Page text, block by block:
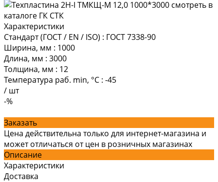
Характеристики
Стандарт (ГОСТ / EN / ISO) : ГОСТ 7338-90
Ширина, мм : 1000
Длина, мм : 3000
Толщина, мм : 12
Температура раб. min, °C : -45
/ шт
-%
Заказать
Цена действительна только для интернет-магазина и
может отличаться от цен в розничных магазинах
Описание
Характеристики
Доставка